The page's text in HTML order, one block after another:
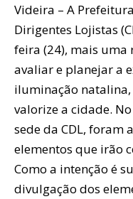
Videira – A
Dirigentes Lojistas
feira (24), mais uma
avaliar e planejar a
iluminação
valorize a cidade.
sede da CDL, foram
elementos que irão
Como a intenção é
divulgação dos